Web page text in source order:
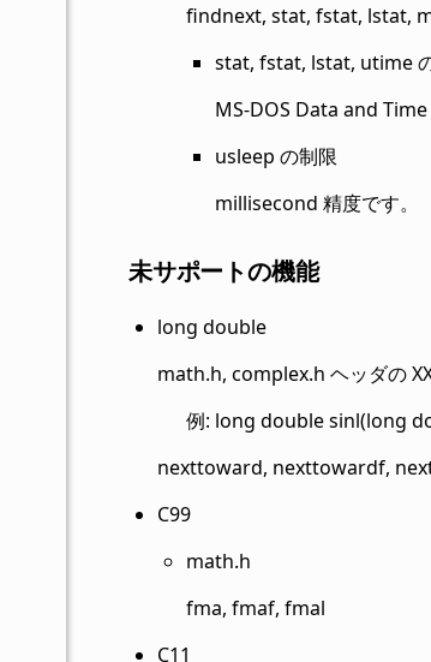
findnext, stat, fstat, lstat,
stat, fstat, lstat, utime
MS-DOS Data and
usleep の制限
millisecond 精度です。
未サポートの機能
long double
math.h, complex.h ヘッダの
例: long double sinl(long
nexttoward, nexttowardf,
C99
math.h
fma, fmaf, fmal
C11